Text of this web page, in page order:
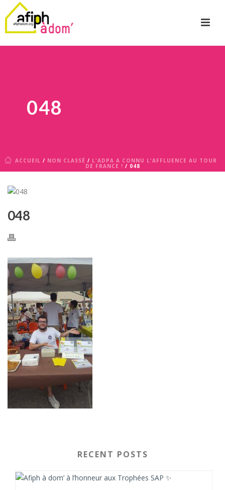
048
ACCUEIL / NON CLASSÉ / L'ADPA A CONNU L'AFFLUENCE AU TOUR
DE FRANCE ! / 048
048
RECENT POSTS